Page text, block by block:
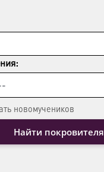
новомучеников
Найти покровителя